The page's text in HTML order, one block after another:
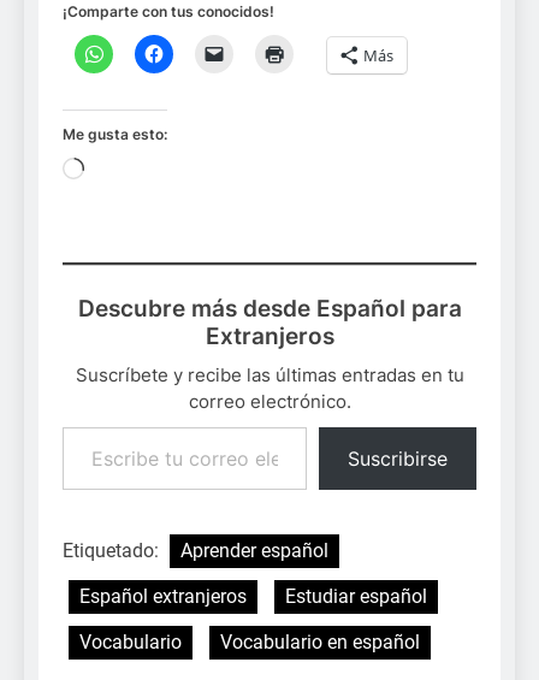
¡Comparte con tus conocidos!
Más
Me gusta esto:
Cargando...
Descubre más desde Español para
Extranjeros
Suscríbete y recibe las últimas entradas en tu
correo electrónico.
Escribe tu correo electrónico…
Suscribirse
Etiquetado:
Aprender español
Español extranjeros
Estudiar español
Vocabulario
Vocabulario en español